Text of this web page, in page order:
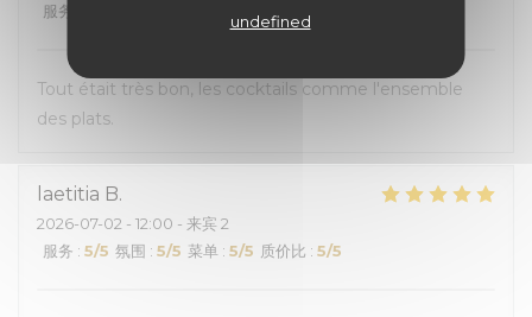
undefined
服务
Tout était très bon, les cocktails comme l'ensemble
des plats.
laetitia B
2026-07-02 - 12:00 - 来宾 2
服务 : 5/5 氛围 : 5/5 菜单 : 5/5 质价比 : 5/5